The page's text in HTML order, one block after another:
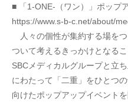
■ 「1-ONE-（ワン）」ポップ
https://www.s-b-c.net/about/
人々の個性が集約する場を
ついて考えるきっかけとなる
SBCメディカルグループと立
にわたって「二重」をひとつ
向けたポップアップイベント